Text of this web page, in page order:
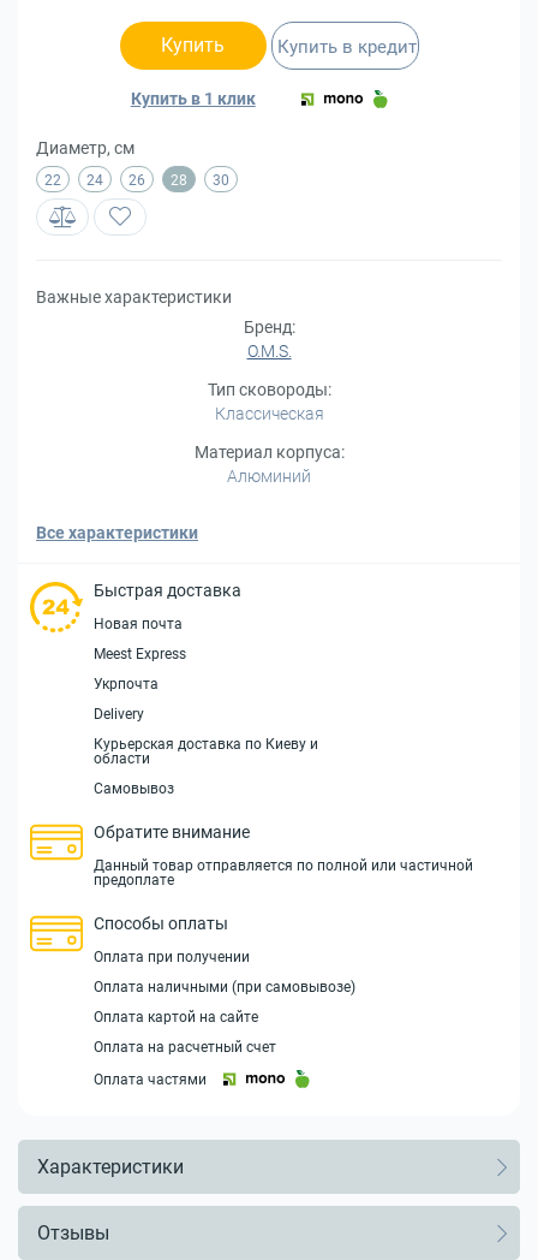
Купить
Купить в 1 клик
Купить в кредит
Диаметр, см
22 24 26 28 30
Важные характеристики
Бренд:
O.M.S.
Тип сковороды:
Классическая
Материал корпуса:
Алюминий
Все характеристики
Быстрая доставка
Новая почта
Meest Express
Укрпочта
Delivery
Курьерская доставка по Киеву и
области
Самовывоз
Обратите внимание
Данный товар отправляется по полной или частичной
предоплате
Способы оплаты
Оплата при получении
Оплата наличными (при самовывозе)
Оплата картой на сайте
Оплата на расчетный счет
Оплата частями
Характеристики
Отзывы